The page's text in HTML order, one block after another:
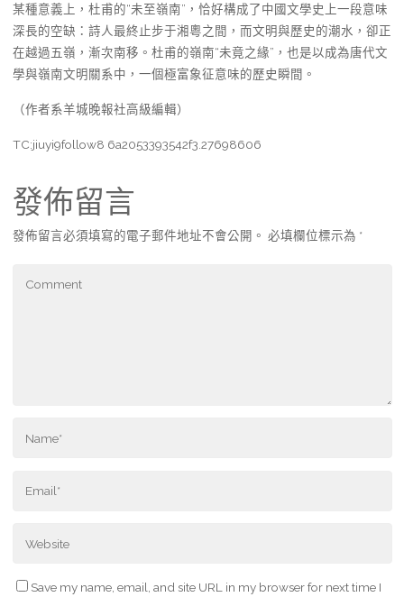
某種意義上，杜甫的“未至嶺南”，恰好構成了中國文學史上一段意味
深長的空缺：詩人最終止步于湘粵之間，而文明與歷史的潮水，卻正
在越過五嶺，漸次南移。杜甫的嶺南“未竟之緣”，也是以成為唐代文
學與嶺南文明關系中，一個極富象征意味的歷史瞬間。
（作者系羊城晚報社高級編輯）
TC:jiuyi9follow8 6a2053393542f3.27698606
發佈留言
發佈留言必須填寫的電子郵件地址不會公開。 必填欄位標示為 *
Save my name, email, and site URL in my browser for next time I